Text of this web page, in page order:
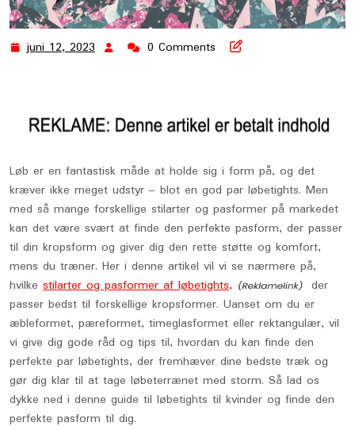
juni 12, 2023 juni
0 Comments
Løb er en fantastisk måde at holde sig i form på, og det
kræver ikke meget udstyr – blot en god par løbetights. Men
med så mange forskellige stilarter og pasformer på markedet
kan det være svært at finde den perfekte pasform, der passer
til din kropsform og giver dig den rette støtte og komfort,
mens du træner. Her i denne artikel vil vi se nærmere på,
hvilke stilarter og pasformer af løbetights,
der
passer bedst til forskellige kropsformer. Uanset om du er
æbleformet, pæreformet, timeglasformet eller rektangulær, vil
vi give dig gode råd og tips til, hvordan du kan finde den
perfekte par løbetights, der fremhæver dine bedste træk og
gør dig klar til at tage løbeterrænet med storm. Så lad os
dykke ned i denne guide til løbetights til kvinder og finde den
perfekte pasform til dig.